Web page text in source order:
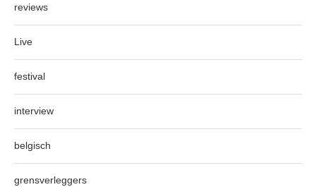
reviews
Live
festival
interview
belgisch
grensverleggers